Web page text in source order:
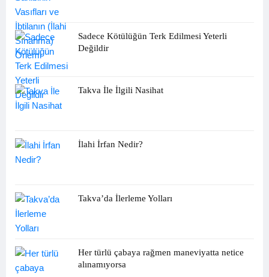
Sadece Kötülüğün Terk Edilmesi Yeterli
Değildir
Takva İle İlgili Nasihat
İlahi İrfan Nedir?
Takva’da İlerleme Yolları
Her türlü çabaya rağmen maneviyatta netice
alınamıyorsa